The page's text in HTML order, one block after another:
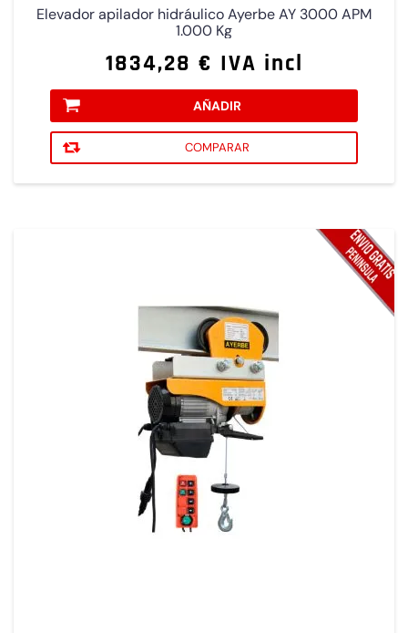
Elevador apilador hidráulico Ayerbe AY 3000 APM
1.000 Kg
1834,28 € IVA incl
AÑADIR
COMPARAR